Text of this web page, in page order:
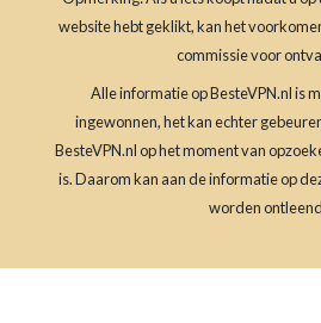
website hebt geklikt, kan het
commissie voor
Alle informatie op BesteVPN.nl is
ingewonnen, het kan echter
BesteVPN.nl op het moment van
is. Daarom kan aan de informatie op
worden